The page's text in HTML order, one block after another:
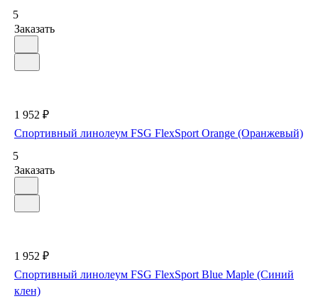
5
Заказать
1 952 ₽
Спортивный линолеум FSG FlexSport Orange (Оранжевый)
5
Заказать
1 952 ₽
Спортивный линолеум FSG FlexSport Blue Maple (Синий
клен)